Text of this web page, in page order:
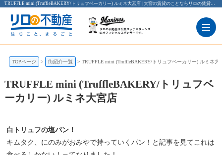
TRUFFLE mini (TruffleBAKERY/トリュフベーカリー) ルミネ大宮店 | 大宮の賃貸のことならリロの賃貸 レックス大興
TOPページ 街紹介一覧 TRUFFLE mini (TruffleBAKERY/トリュフベーカリー) ルミネ大
TRUFFLE mini (TruffleBAKERY/トリュフベ
ーカリー) ルミネ大宮店
パン
TRUFFLE mini (TruffleBAKERY/トリュフベー
カリー) ルミネ大宮店
埼玉県さいたま市大宮区錦町６３０ ルミネ大宮1東口別館 2F
白トリュフの塩パン！
キムタク、にのみがおみやで持っていくパン！と記事を見てこれは